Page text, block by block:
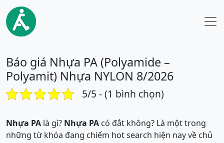
Báo giá Nhựa PA (Polyamide –
Polyamit) Nhựa NYLON 8/2026
5/5 - (1 bình chọn)
Nhựa PA là gì? Nhựa PA có đắt không? Là một trong
những từ khóa đang chiếm hot search hiện nay về chủ